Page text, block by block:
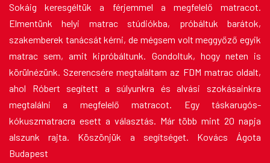
Sokáig keresgéltük a férjemmel a megfelelő matracot.
Elmentünk helyi matrac stúdiókba, próbáltuk barátok,
szakemberek tanácsát kérni, de mégsem volt meggyőző egyik
matrac sem, amit kipróbáltunk. Gondoltuk, hogy neten is
körülnézünk. Szerencsére megtaláltam az FDM matrac oldalt,
ahol Róbert segített a súlyunkra és alvási szokásainkra
megtalálni a megfelelő matracot. Egy táskarugós-
kókuszmatracra esett a választás. Már több mint 20 napja
alszunk rajta. Köszönjük a segítséget. Kovács Ágota
Budapest